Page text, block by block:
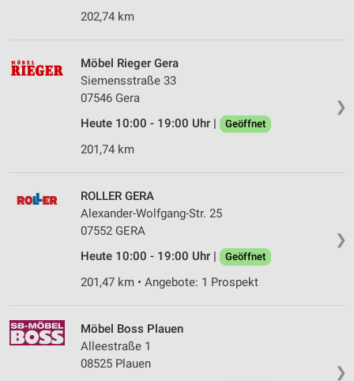
202,74 km
❯
Möbel Rieger Gera
Siemensstraße 33
07546 Gera
Heute 10:00 - 19:00 Uhr |
Geöffnet
201,74 km
❯
ROLLER GERA
Alexander-Wolfgang-Str. 25
07552 GERA
Heute 10:00 - 19:00 Uhr |
Geöffnet
201,47 km • Angebote: 1 Prospekt
❯
Möbel Boss Plauen
Alleestraße 1
08525 Plauen